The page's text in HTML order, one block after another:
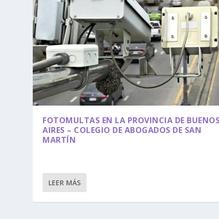
FOTOMULTAS EN LA PROVINCIA DE
AIRES – COLEGIO DE ABOGADOS DE SAN
MARTÍN
LEER MÁS